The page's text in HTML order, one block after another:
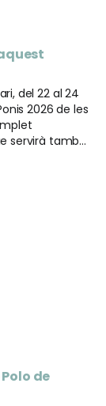
del 22 al 24
2026 de les
servirà també
de
de